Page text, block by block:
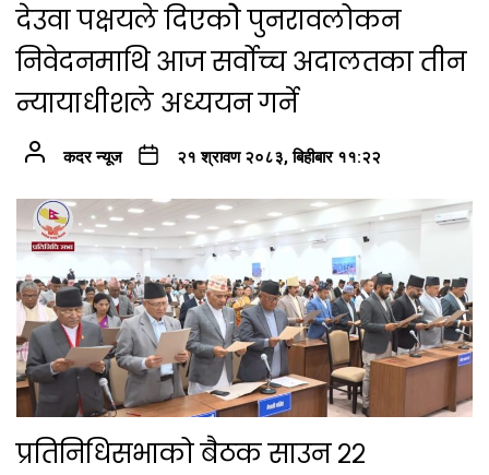
देउवा पक्षयले दिएकोे पुनरावलोकन
निवेदनमाथि आज सर्वोच्च अदालतका तीन
न्यायाधीशले अध्ययन गर्ने
कदर न्यूज २१ श्रावण २०८३, बिहीबार ११:२२
प्रतिनिधिसभाको बैठक साउन २२